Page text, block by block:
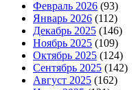
Февраль 2026 (93)
Январь 2026 (112)
Декабрь 2025 (146)
Ноябрь 2025 (109)
Октябрь 2025 (124)
Сентябрь 2025 (142)
Август 2025 (162)